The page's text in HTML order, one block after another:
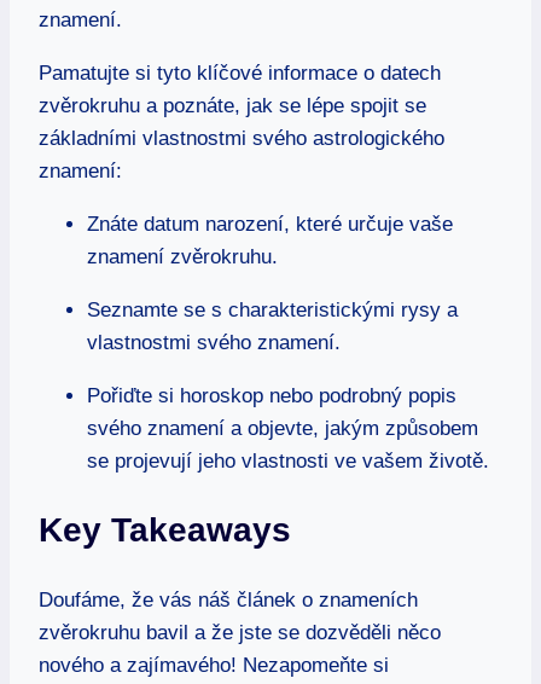
znamení.
Pamatujte si tyto klíčové informace o ⁤datech
zvěrokruhu a ​poznáte, ‌jak se lépe spojit se
základními ‌vlastnostmi svého ⁣astrologického
znamení:
Znáte datum narození,⁣ které určuje vaše
znamení zvěrokruhu.
Seznamte⁣ se s charakteristickými ⁤rysy a​
vlastnostmi svého znamení.
Pořiďte si⁤ horoskop nebo podrobný popis
svého znamení a objevte, ⁢jakým ‍způsobem
se ⁢projevují‍ jeho vlastnosti ve vašem ⁤životě.
Key Takeaways
Doufáme, že vás náš článek o znameních
zvěrokruhu bavil⁣ a že​ jste se⁢ dozvěděli​ něco
nového a zajímavého! Nezapomeňte si